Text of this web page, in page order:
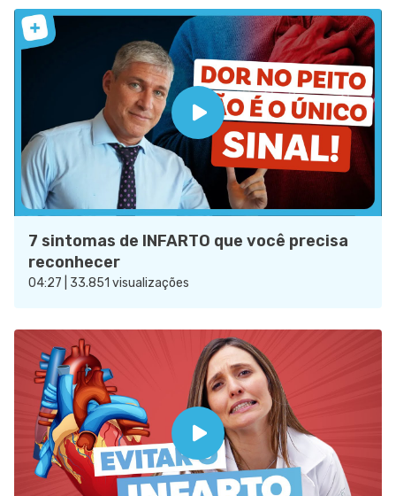
7 sintomas de INFARTO que você precisa
reconhecer
04:27 | 33.851 visualizações